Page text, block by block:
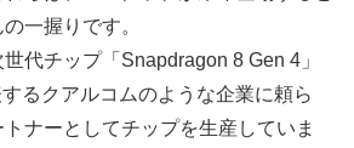
一握りです。
代チップ「Snapdragon 8 Gen 4」
するクアルコムのような企業に頼ら
ナーとしてチップを生産していま